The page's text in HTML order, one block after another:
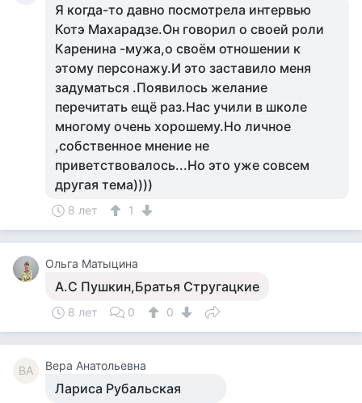
Я когда-то давно посмотрела интервью
Котэ Махарадзе.Он говорил о своей роли
Каренина -мужа,о своём отношении к
этому персонажу.И это заставило меня
задуматься .Появилось желание
перечитать ещё раз.Нас учили в школе
многому очень хорошему.Но личное
,собственное мнение не
приветствовалось...Но это уже совсем
другая тема))))
8 лет 1
Ольга Матыцина
А.С Пушкин,Братья Стругацкие
8 лет 0 0
ВА Вера Анатольевна
Лариса Рубальская